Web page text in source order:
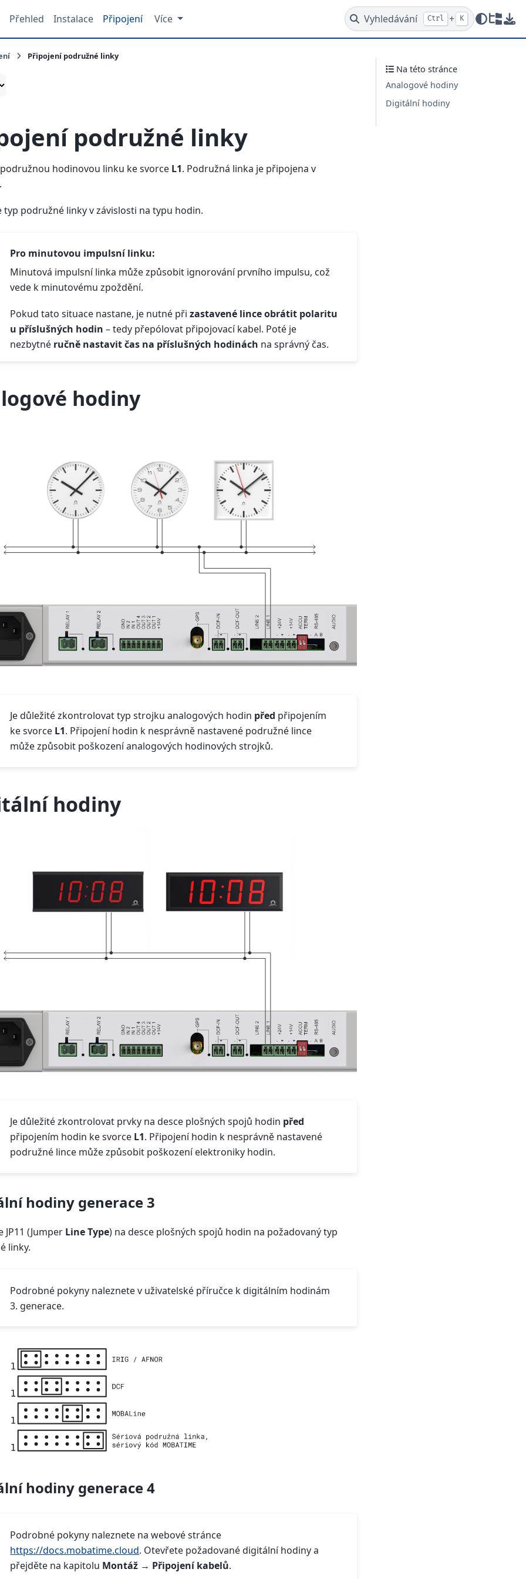
Přehled Instalace Připojení Více Vyhledávání Ctrl + K
Připojení podružné linky
podružné linky
hodinovou linku ke svorce L1. Podružná linka je připojena v
typ podružné linky v závislosti na typu hodin.
Pro minutovou impulsní linku:
Minutová impulsní linka může způsobit ignorování prvního impulsu, což
vede k minutovému zpoždění.
Pokud tato situace nastane, je nutné přizastavené lince obrátit polaritu
u příslušných hodin – tedy přepólovat připojovací kabel. Poté je
nezbytné ručně nastavit čas na příslušných hodinách na správný čas.
hodiny
Je důležité zkontrolovat typ strojku analogových hodin před připojením
ke svorce L1. Připojení hodin k nesprávně nastavené podružné lince
může způsobit poškození analogových hodinových strojků.
hodiny
Je důležité zkontrolovat prvky na desce plošných spojů hodin před
připojením hodin ke svorce L1. Připojení hodin k nesprávně nastavené
podružné lince může způsobit poškození elektroniky hodin.
hodiny generace 3
JP11 (Jumper Line Type) na desce plošných spojů hodin na požadovaný typ
linky.
Podrobné pokyny naleznete v uživatelské příručce k digitálním hodinám
3. generace.
hodiny generace 4
Podrobné pokyny naleznete na webové stránce
https://docs.mobatime.cloud. Otevřete požadované digitální hodiny a
přejděte na kapitolu Montáž → Připojení kabelů.
Na této stránce
Analogové hodiny
Digitální hodiny